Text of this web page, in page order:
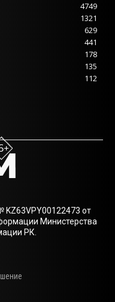
4749
1321
629
441
178
135
112
KZ63VPY00122473 от
Министерства
РК.